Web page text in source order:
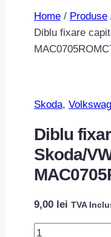
Home / Produse
Diblu fixare
Skoda,
Diblu
Skoda/
9,00 lei TVA
Cantitate